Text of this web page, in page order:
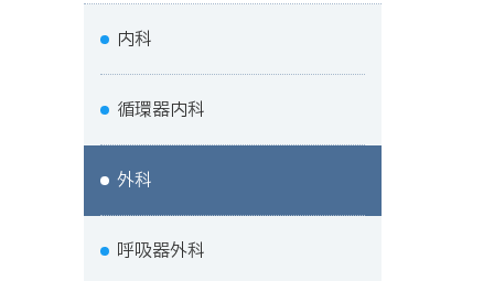
内科
循環器内科
外科
呼吸器外科